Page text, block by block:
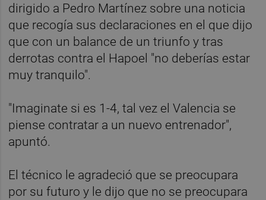
dirigido a Pedro Martínez sobre una noticia
que recogía sus declaraciones en el que dijo
que con un balance de un triunfo y tras
derrotas contra el Hapoel "no deberías estar
muy tranquilo".
"Imaginate si es 1-4, tal vez el Valencia se
piense contratar a un nuevo entrenador",
apuntó.
El técnico le agradeció que se preocupara
por su futuro y le dijo que no se preocupara